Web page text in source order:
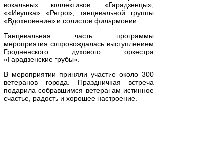
вокальных коллективов: «Гарадзенцы»,
««Ивушка» «Ретро», танцевальной группы
«Вдохновение» и солистов филармонии.
Танцевальная часть программы
мероприятия сопровождалась выступлением
Гродненского духового оркестра
«Гарадзенские трубы».
В мероприятии приняли участие около 300
ветеранов города. Праздничная встреча
подарила собравшимся ветеранам истинное
счастье, радость и хорошее настроение.